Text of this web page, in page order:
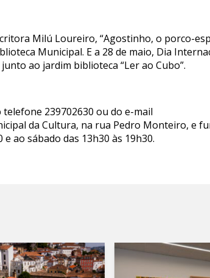
Milú Loureiro, “Agostinho, o porco-
Municipal. E a 28 de maio, Dia
ao jardim biblioteca “Ler ao Cubo”.
239702630 ou do e-mail
da Cultura, na rua Pedro Monteiro, e
ao sábado das 13h30 às 19h30.